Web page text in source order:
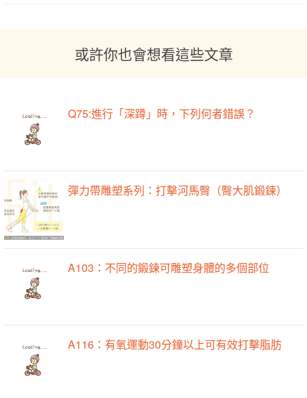
或許你也會想看這些文章
Q75:進行「深蹲」時，下列何者錯誤？
彈力帶雕塑系列：打擊河馬臀（臀大肌鍛鍊）
A103：不同的鍛鍊可雕塑身體的多個部位
A116：有氧運動30分鐘以上可有效打擊脂肪